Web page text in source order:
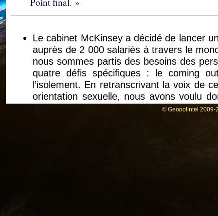
Le cabinet McKinsey a décidé de lancer
auprès de 2 000 salariés à travers le
nous sommes partis des besoins des
quatre défis spécifiques : le coming
l’isolement. En retranscrivant la voix de
orientation sexuelle, nous avons voulu
des actions qui répondront aux© Geopolintel 2009-